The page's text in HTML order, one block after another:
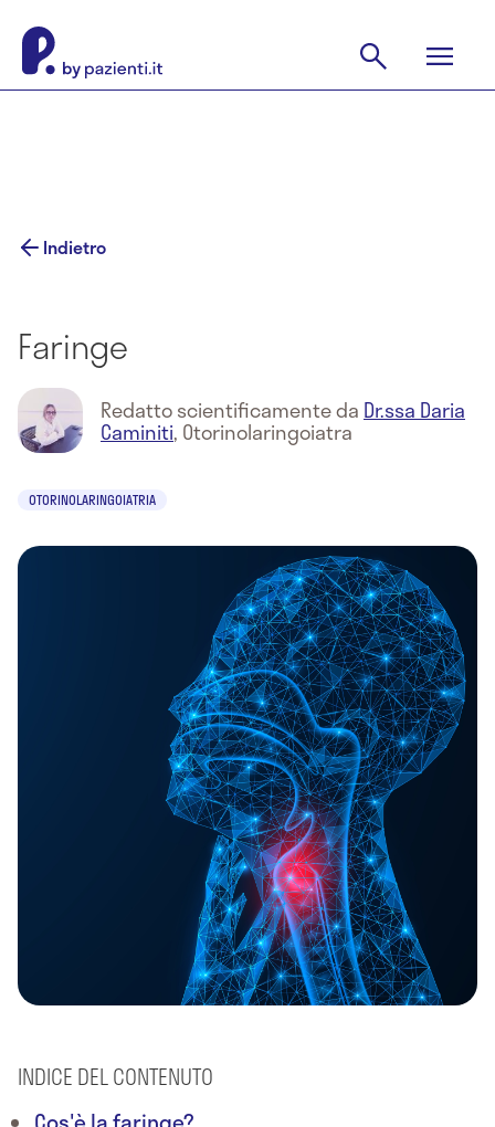
Indietro
Faringe
Redatto scientificamente da Dr.ssa Daria
Caminiti, Otorinolaringoiatra
OTORINOLARINGOIATRIA
INDICE DEL CONTENUTO